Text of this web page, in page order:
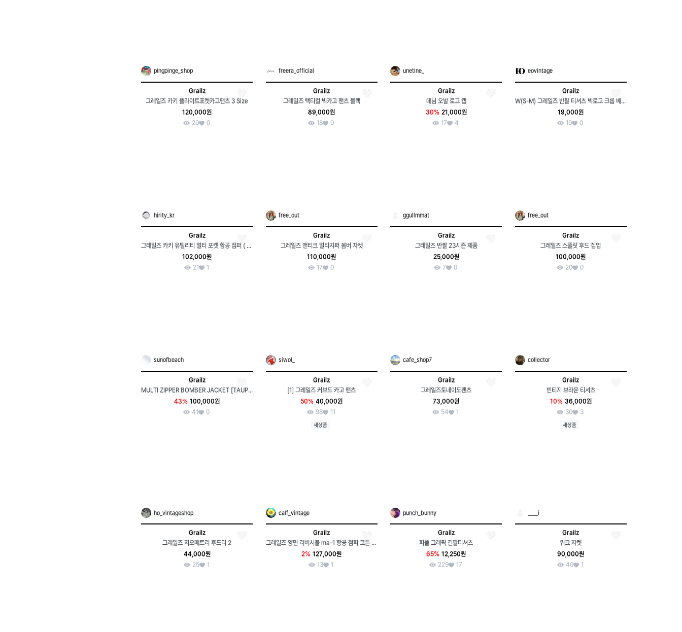
pingpinge_shop
Grailz
그레일즈 카키 플라이트포켓카고팬츠 3 Size
120,000원
20
0
freera_official
Grailz
그레일즈 택티컬 빅카고 팬츠 블랙
89,000원
18
0
unetine_
Grailz
데님 오발 로고 캡
30% 21,000원
17
4
eovintage
Grailz
W(S-M) 그레일즈 반팔 티셔츠 빅로고 크롭 베이지 스트릿-7F22
19,000원
10
0
hirity_kr
Grailz
102,000원
21
1
free_out
Grailz
그레일즈 앤티크 멀티지퍼 봄버 자켓
110,000원
17
0
ggullmmat
Grailz
그레일즈 반팔 23시즌 제품
25,000원
7
0
free_out
Grailz
그레일즈 스플릿 후드 집업
100,000원
20
0
sunofbeach
Grailz
43% 100,000원
41
0
siwol_
Grailz
[1] 그레일즈 커브드 카고 팬츠
50% 40,000원
98
11
새상품
cafe_shop7
Grailz
그레일즈토네이도팬츠
73,000원
54
1
collector
Grailz
빈티지 브라운 티셔츠
10% 36,000원
30
3
새상품
ho_vintageshop
Grailz
그레일즈 지오메트리 후드티 2
44,000원
25
1
calf_vintage
Grailz
그레일즈 양면 리버시블 ma-1 항공 점퍼 코튼 워시드 지퍼 봄버 블루종
2% 127,000원
13
1
punch_bunny
Grailz
퍼플 그래픽 긴팔티셔츠
65% 12,250원
229
17
____i
Grailz
워크 자켓
90,000원
40
1